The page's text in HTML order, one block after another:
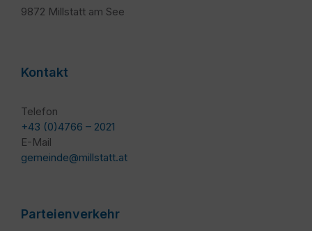
9872 Millstatt am See
Kontakt
Telefon
+43 (0)4766 – 2021
E-Mail
gemeinde@millstatt.at
Parteienverkehr